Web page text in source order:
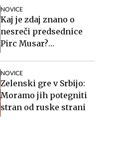
NOVICE
Kaj je zdaj znano o
nesreči predsednice
Pirc Musar?
NOVICE
Zelenski gre v Srbijo:
Moramo jih potegniti
stran od ruske strani